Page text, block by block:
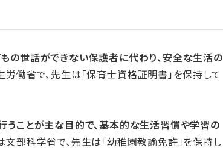
の世話ができない保護者に代わり、安全な生活の
労働省で、先生は「保育士資格証明書」を保持して
うことが主な目的で、基本的な生活習慣や学習の
文部科学省で、先生は「幼稚園教諭免許」を保持し